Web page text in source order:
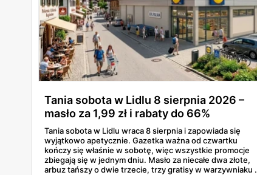
Tania sobota w Lidlu 8 sierpnia 2026 –
masło za 1,99 zł i rabaty do 66%
Tania sobota w Lidlu wraca 8 sierpnia i zapowiada się
wyjątkowo apetycznie. Gazetka ważna od czwartku
kończy się właśnie w sobotę, więc wszystkie promocje
zbiegają się w jednym dniu. Masło za niecałe dwa złote,
arbuz tańszy o dwie trzecie, trzy gratisy w warzywniaku i